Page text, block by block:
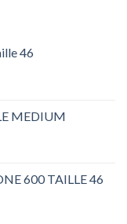
46
MEDIUM
600 TAILLE 46